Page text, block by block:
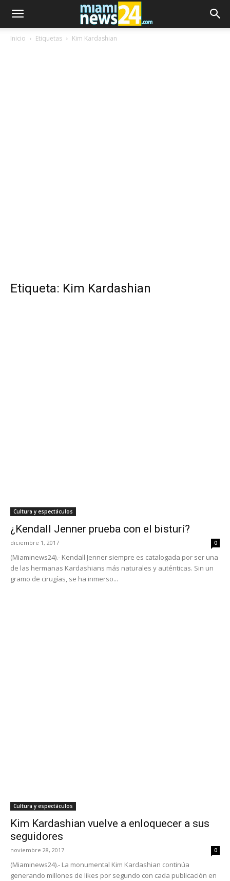
Inicio Etiquetas Kim Kardashian
Etiqueta: Kim Kardashian
Cultura y espectáculos
¿Kendall Jenner prueba con el bisturí?
diciembre 1, 2017 0
(Miaminews24).- Kendall Jenner siempre es catalogada por ser una
de las hermanas Kardashians más naturales y auténticas. Sin un
gramo de cirugías, se ha inmerso...
Cultura y espectáculos
Kim Kardashian vuelve a enloquecer a sus
seguidores
noviembre 28, 2017 0
(Miaminews24).- La monumental Kim Kardashian continúa
generando millones de likes por segundo con cada publicación en